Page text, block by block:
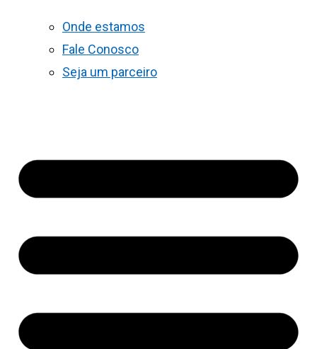
Onde estamos
Fale Conosco
Seja um parceiro